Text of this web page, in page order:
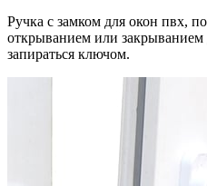
Ручка с замком для окон пвх,
открыванием или закрыванием
запираться ключом.